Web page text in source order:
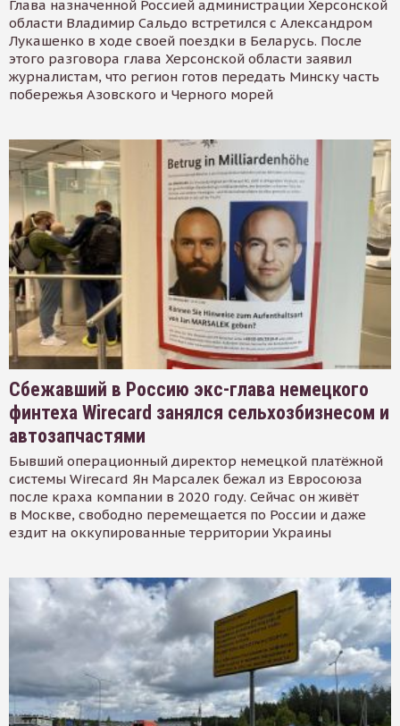
Глава назначенной Россией администрации Херсонской
области Владимир Сальдо встретился с Александром
Лукашенко в ходе своей поездки в Беларусь. После
этого разговора глава Херсонской области заявил
журналистам, что регион готов передать Минску часть
побережья Азовского и Черного морей
Сбежавший в Россию экс-глава немецкого
финтеха Wirecard занялся сельхозбизнесом и
автозапчастями
Бывший операционный директор немецкой платёжной
системы Wirecard Ян Марсалек бежал из Евросоюза
после краха компании в 2020 году. Сейчас он живёт
в Москве, свободно перемещается по России и даже
ездит на оккупированные территории Украины